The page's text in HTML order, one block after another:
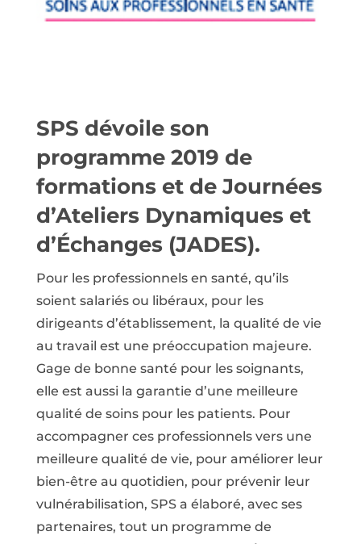
SPS dévoile son
programme 2019 de
formations et de Journées
d’Ateliers Dynamiques et
d’Échanges (JADES).
Pour les professionnels en santé, qu’ils
soient salariés ou libéraux, pour les
dirigeants d’établissement, la qualité de vie
au travail est une préoccupation majeure.
Gage de bonne santé pour les soignants,
elle est aussi la garantie d’une meilleure
qualité de soins pour les patients. Pour
accompagner ces professionnels vers une
meilleure qualité de vie, pour améliorer leur
bien-être au quotidien, pour prévenir leur
vulnérabilisation, SPS a élaboré, avec ses
partenaires, tout un programme de